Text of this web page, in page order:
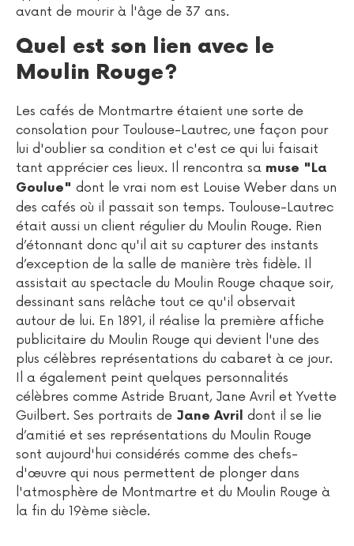
avant de mourir à l'âge de 37 ans.
Quel est son lien avec le
Moulin Rouge?
Les cafés de Montmartre étaient une sorte de
consolation pour Toulouse-Lautrec, une façon pour
lui d'oublier sa condition et c'est ce qui lui faisait
tant apprécier ces lieux. Il rencontra sa muse "La
Goulue" dont le vrai nom est Louise Weber dans un
des cafés où il passait son temps. Toulouse-Lautrec
était aussi un client régulier du Moulin Rouge. Rien
d’étonnant donc qu'il ait su capturer des instants
d’exception de la salle de manière très fidèle. Il
assistait au spectacle du Moulin Rouge chaque soir,
dessinant sans relâche tout ce qu'il observait
autour de lui. En 1891, il réalise la première affiche
publicitaire du Moulin Rouge qui devient l'une des
plus célèbres représentations du cabaret à ce jour.
Il a également peint quelques personnalités
célèbres comme Astride Bruant, Jane Avril et Yvette
Guilbert. Ses portraits de Jane Avril dont il se lie
d’amitié et ses représentations du Moulin Rouge
sont aujourd'hui considérés comme des chefs-
d'œuvre qui nous permettent de plonger dans
l'atmosphère de Montmartre et du Moulin Rouge à
la fin du 19ème siècle.